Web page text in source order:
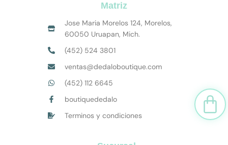
Matriz
Jose Maria Morelos 124, Morelos,
60050 Uruapan, Mich.
(452) 524 3801
ventas@dedaloboutique.com
(452) 112 6645
boutiquededalo
Terminos y condiciones